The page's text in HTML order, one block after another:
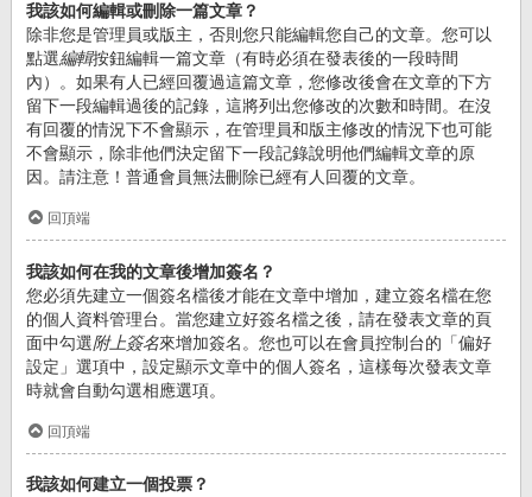
我該如何編輯或刪除一篇文章？
除非您是管理員或版主，否則您只能編輯您自己的文章。您可以
點選編輯按鈕編輯一篇文章（有時必須在發表後的一段時間
內）。如果有人已經回覆過這篇文章，您修改後會在文章的下方
留下一段編輯過後的記錄，這將列出您修改的次數和時間。在沒
有回覆的情況下不會顯示，在管理員和版主修改的情況下也可能
不會顯示，除非他們決定留下一段記錄說明他們編輯文章的原
因。請注意！普通會員無法刪除已經有人回覆的文章。
回頂端
我該如何在我的文章後增加簽名？
您必須先建立一個簽名檔後才能在文章中增加，建立簽名檔在您
的個人資料管理台。當您建立好簽名檔之後，請在發表文章的頁
面中勾選附上簽名來增加簽名。您也可以在會員控制台的「偏好
設定」選項中，設定顯示文章中的個人簽名，這樣每次發表文章
時就會自動勾選相應選項。
回頂端
我該如何建立一個投票？